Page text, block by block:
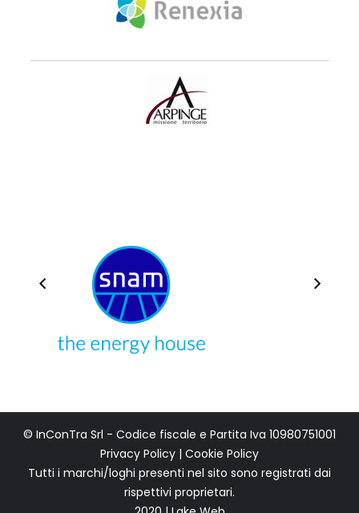
© InConTra Srl - Codice fiscale e Partita Iva 10980751001
Privacy Policy | Cookie Policy
Tutti i marchi/loghi presenti nel sito sono registrati dai
rispettivi proprietari.